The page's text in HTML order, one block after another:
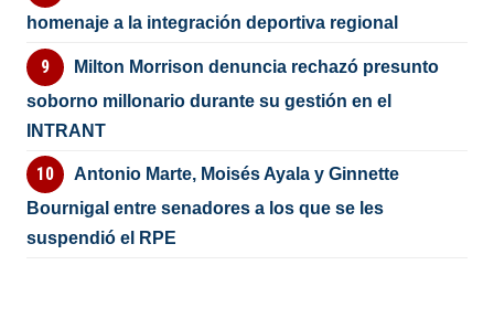
homenaje a la integración deportiva regional
Milton Morrison denuncia rechazó presunto
soborno millonario durante su gestión en el
INTRANT
Antonio Marte, Moisés Ayala y Ginnette
Bournigal entre senadores a los que se les
suspendió el RPE